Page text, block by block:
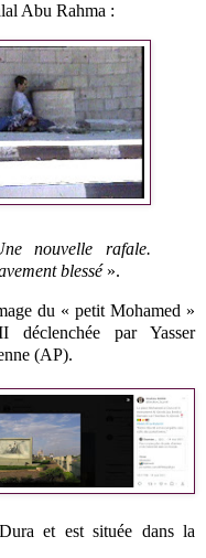
Abu Rahma :
nouvelle rafale.
blessé».
du « petit Mohamed »
déclenchée par Yasser
(AP).
et est située dans la